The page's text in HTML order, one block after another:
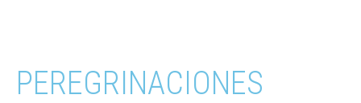
PEREGRINACIONES